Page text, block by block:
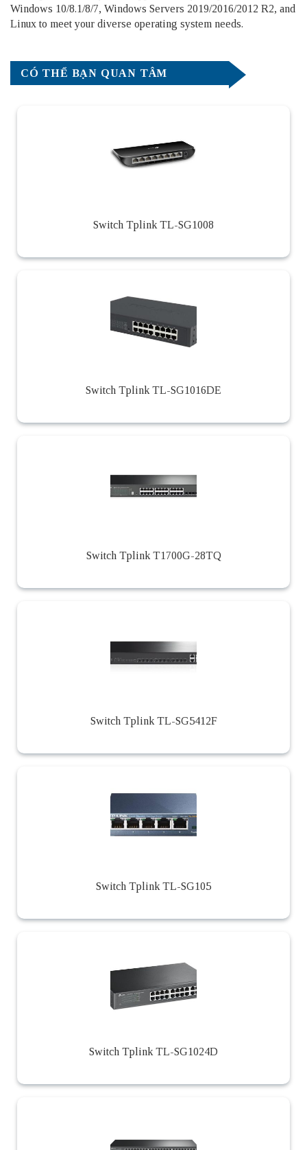
Windows 10/8.1/8/7, Windows Servers 2019/2016/2012 R2, and
Linux to meet your diverse operating system needs.
CÓ THỂ BẠN QUAN TÂM
Switch Tplink TL-SG1008
Switch Tplink TL-SG1016DE
Switch Tplink T1700G-28TQ
Switch Tplink TL-SG5412F
Switch Tplink TL-SG105
Switch Tplink TL-SG1024D